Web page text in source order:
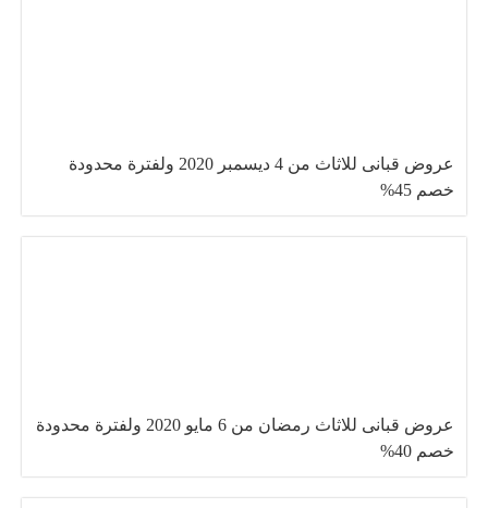
عروض قبانى للاثاث من 4 ديسمبر 2020 ولفترة محدودة
خصم 45%
عروض قبانى للاثاث رمضان من 6 مايو 2020 ولفترة محدودة
خصم 40%